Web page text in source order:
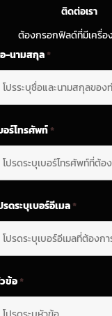
ติดต่อเรา
ต้องกรอกฟิลด์ที่มีเครื่อ
-นามสกุล*
อร์โทรศัพท์*
รดระบุเบอร์อีเมล*
ข้อ*